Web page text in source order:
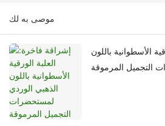
موصى به لك
الأسطوانية باللون
التجميل المرموقة